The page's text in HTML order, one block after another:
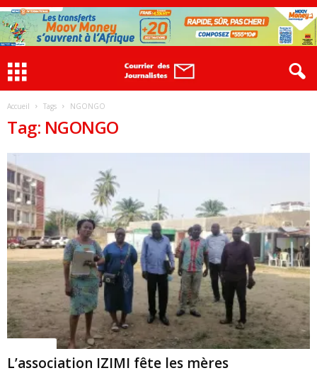
Accueil Tags NGONGO
Tag: NGONGO
L’association IZIMI fête les mères